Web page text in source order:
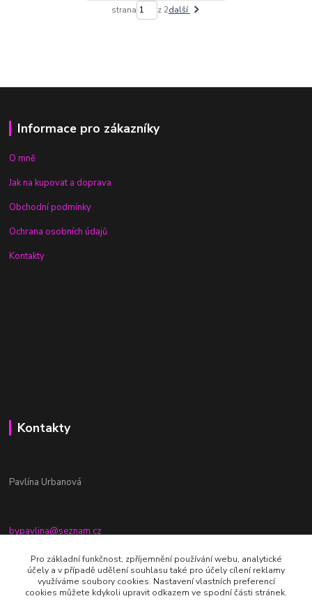
strana z 2další
Informace pro zákazníky
O mně
Jak na kupovat a doprava
Obchodní podmínky
Ochrana osobních údajů
Kontakty
Kontakty
Pavlína Urbanová
bypavlina@seznam.cz
+420774917196
Fb stránka - By pavlina
Pro základní funkčnost, zpříjemnění používání webu, analytické
účely a v případě udělení souhlasu také pro účely cílení reklamy
využíváme soubory cookies. Nastavení vlastních preferencí
cookies můžete kdykoli upravit odkazem ve spodní části stránek.